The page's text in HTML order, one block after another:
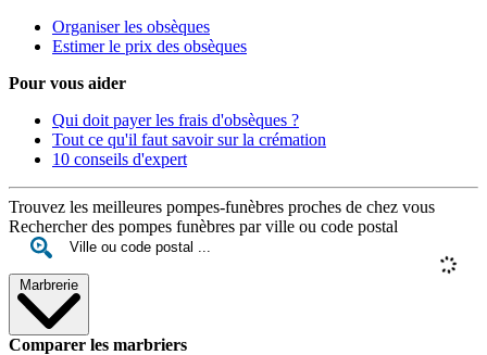
Organiser les obsèques
Estimer le prix des obsèques
Pour vous aider
Qui doit payer les frais d'obsèques ?
Tout ce qu'il faut savoir sur la crémation
10 conseils d'expert
Trouvez les meilleures pompes-funèbres proches de chez vous
Rechercher des pompes funèbres par ville ou code postal
Marbrerie
Comparer les marbriers